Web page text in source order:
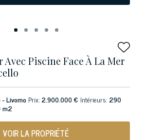
Piscine Face À La Mer
Livorno Prix: 2.900.000 € Intérieurs: 290
m2
VOIR LA PROPRIÉTÉ